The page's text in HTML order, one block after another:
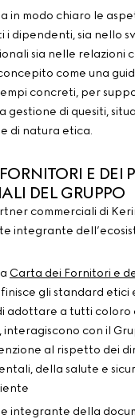
in modo chiaro le
dipendenti, sia nello
sia nelle relazioni
come una
concreti, per
gestione di quesiti,
di natura etica.
E DEI
DEL GRUPPO
commerciali di
integrante
Carta dei Fornitori e
gli standard etici
adottare a tutti coloro
con il
al rispetto dei
della salute e
integrante della